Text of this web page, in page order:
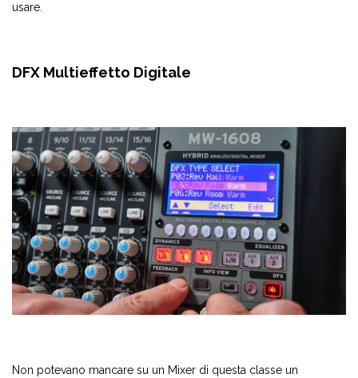
usare.
DFX Multieffetto Digitale
Non potevano mancare su un Mixer di questa classe un